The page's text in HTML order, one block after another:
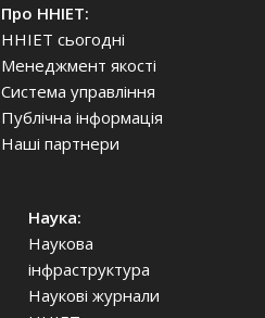
Про ННІЕТ:
ННІЕТ сьогодні
Менеджмент якості
Система управління
Публічна інформація
Наші партнери
Наука:
Наукова
інфраструктура
Наукові журнали